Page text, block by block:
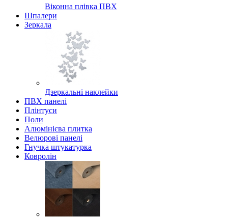
Віконна плівка ПВХ
Шпалери
Зеркала
Дзеркальні наклейки
ПВХ панелі
Плінтуси
Поли
Алюмінієва плитка
Велюрові панелі
Гнучка штукатурка
Ковролін